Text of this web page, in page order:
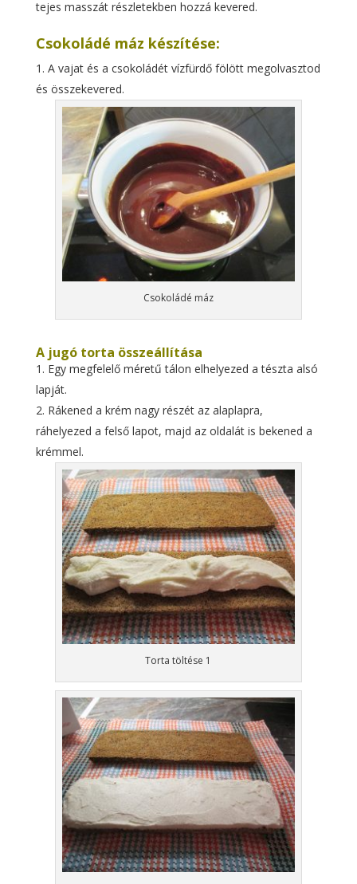
tejes masszát részletekben hozzá kevered.
Csokoládé máz készítése:
A vajat és a csokoládét vízfürdő fölött megolvasztod
és összekevered.
Csokoládé máz
A jugó torta összeállítása
Egy megfelelő méretű tálon elhelyezed a tészta alsó
lapját.
Rákened a krém nagy részét az alaplapra,
ráhelyezed a felső lapot, majd az oldalát is bekened a
krémmel.
Torta töltése 1